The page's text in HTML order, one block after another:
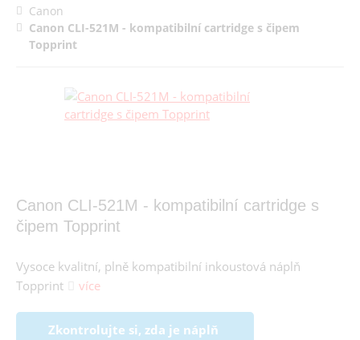
Canon
Canon CLI-521M - kompatibilní cartridge s čipem
Topprint
Canon CLI-521M - kompatibilní cartridge s
čipem Topprint
Vysoce kvalitní, plně kompatibilní inkoustová náplň
Topprint
více
Zkontrolujte si, zda je náplň